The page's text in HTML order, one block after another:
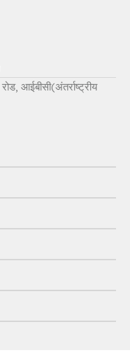
आईबीसी(अंतर्राष्ट्रीय